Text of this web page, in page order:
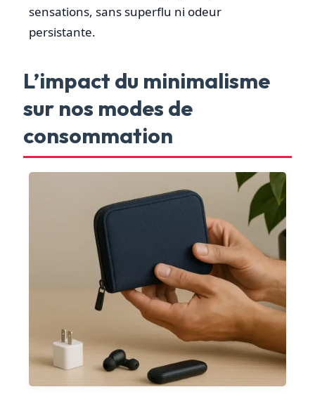
sensations, sans superflu ni odeur
persistante.
L’impact du minimalisme
sur nos modes de
consommation